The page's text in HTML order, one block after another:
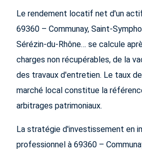
Le rendement locatif net d'un
69360 – Communay, Saint-
Sérézin-du-Rhône… se calcule
charges non récupérables, de la
des travaux d'entretien. Le taux
marché local constitue la
arbitrages patrimoniaux.
La stratégie d'investissement en
professionnel à 69360 –